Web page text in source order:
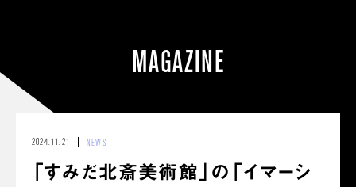
MAGAZINE
2024.11.21 NEWS
「すみだ北斎美術館」の「イマーシ